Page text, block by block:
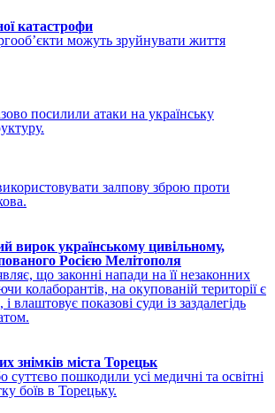
катастрофи
можуть зруйнувати життя
посилили атаки на українську
залпову зброю проти
вирок українському цивільному,
Росією Мелітополя
що законні напади на її незаконних
колаборантів, на окупованій території є
влаштовує показові суди із заздалегідь
знімків міста Торецьк
суттєво пошкодили усі медичні та освітні
боїв в Торецьку.